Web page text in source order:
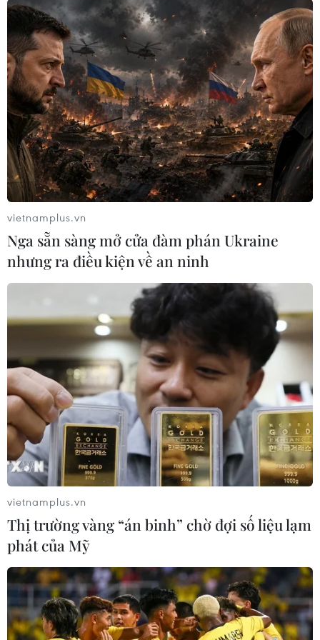
tiếp, Manchester City đã tìm lại niềm vui bằng
chiến thắng 3-1 trong chuyến làm khách trên
sân của Southampton.
Chiến thắng này giúp đoàn quân của Pep
Guardiola có được 47 điểm, qua đó đòi lại vị trí
thứ 2 Premier League từ tay Tottenham.
Manchester City trở lại tốp 2 Premier League.
(Vietnam+)
vietnamplus.vn
Nga sẵn sàng mở cửa đàm phán Ukraine
nhưng ra điều kiện về an ninh
vietnamplus.vn
Thị trường vàng “án binh” chờ đợi số liệu lạm
phát của Mỹ